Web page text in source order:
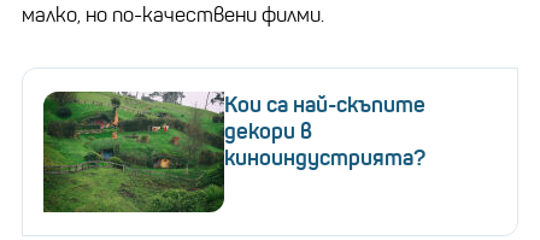
малко, но по-качествени филми.
Кои са най-скъпите
декори в
киноиндустрията?